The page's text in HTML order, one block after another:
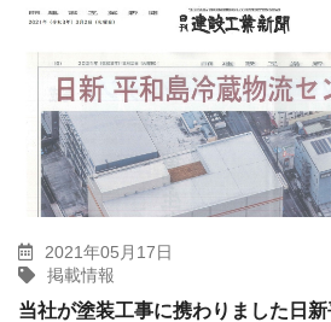
2021年05月17日
掲載情報
当社が塗装工事に携わりました日